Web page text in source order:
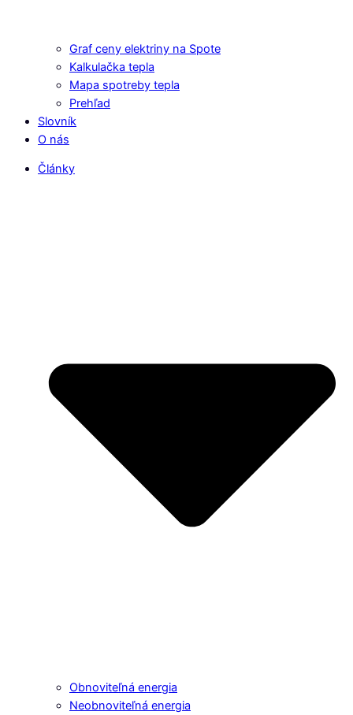
Graf ceny elektriny na Spote
Kalkulačka tepla
Mapa spotreby tepla
Prehľad
Slovník
O nás
Články
Obnoviteľná energia
Neobnoviteľná energia